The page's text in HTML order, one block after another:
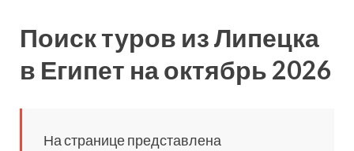
Поиск туров из Липецка
в Египет на октябрь 2026
На странице представлена